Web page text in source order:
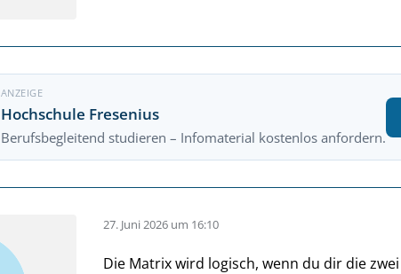
ANZEIGE
Hochschule Fresenius
Berufsbegleitend studieren – Infomaterial kostenlos anfordern.
27. Juni 2026 um 16:10
Die Matrix wird logisch, wenn du dir die